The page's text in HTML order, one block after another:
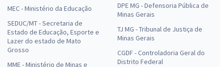
MEC - Ministério da Educação
SEDUC/MT - Secretaria de
Estado de Educação, Esporte e
Lazer do estado de Mato
Grosso
MME - Ministério de Minas e
DPE MG - Defensoria Pública de
Minas Gerais
TJ MG - Tribunal de Justiça de
Minas Gerais
CGDF - Controladoria Geral do
Distrito Federal